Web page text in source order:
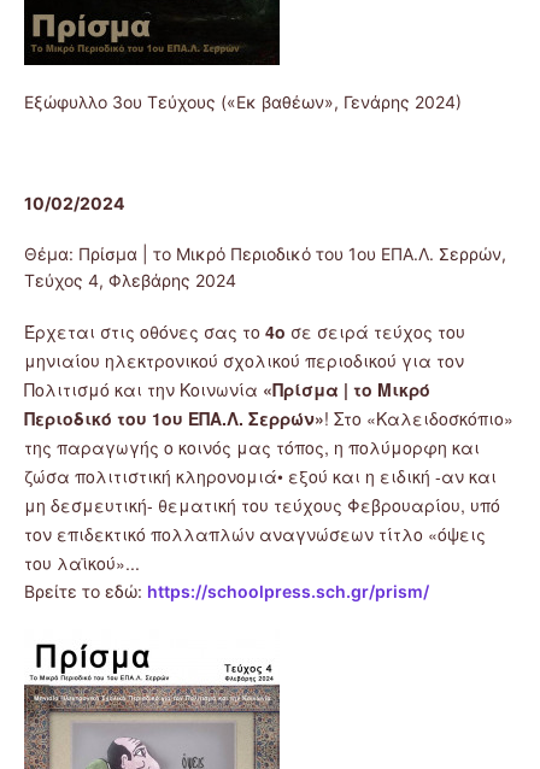
Εξώφυλλο 3ου Τεύχους («Εκ βαθέων», Γενάρης 2024)
10/02/2024
Θέμα: Πρίσμα | το Μικρό Περιοδικό του 1ου ΕΠΑ.Λ. Σερρών,
Τεύχος 4, Φλεβάρης 2024
Έρχεται στις οθόνες σας το 4ο σε σειρά τεύχος του
μηνιαίου ηλεκτρονικού σχολικού περιοδικού για τον
Πολιτισμό και την Κοινωνία «Πρίσμα | το Μικρό
Περιοδικό του 1ου ΕΠΑ.Λ. Σερρών»! Στο «Καλειδοσκόπιο»
της παραγωγής ο κοινός μας τόπος, η πολύμορφη και
ζώσα πολιτιστική κληρονομιά• εξού και η ειδική -αν και
μη δεσμευτική- θεματική του τεύχους Φεβρουαρίου, υπό
τον επιδεκτικό πολλαπλών αναγνώσεων τίτλο «όψεις
του λαϊκού»...
Βρείτε το εδώ: https://schoolpress.sch.gr/prism/